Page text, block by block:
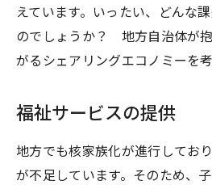
えています。いったい、どんな
のでしょうか？ 地方自治体が
がるシェアリングエコノミーを考
福祉サービスの提供
地方でも核家族化が進行してお
が不足しています。そのため、